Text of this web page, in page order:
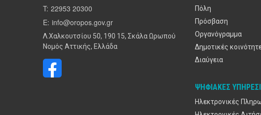
T: 22953 20300
E: info@oropos.gov.gr
Λ.Χαλκουτσίου 50, 190 15, Σκάλα Ωρωπού
Νομός Αττικής, Ελλάδα
Πόλη
Πρόσβαση
Οργανόγραμμα
Δημοτικές
Διαύγεια
ΨΗΦΙΑΚΈΣ
Ηλεκτρονικές